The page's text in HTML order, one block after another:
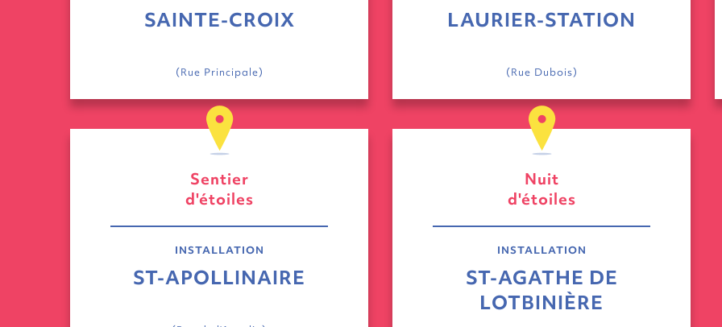
SAINTE-CROIX
(Rue Principale)
LAURIER-STATION
(Rue Dubois)
Sentier
d'étoiles
INSTALLATION
ST-APOLLINAIRE
Nuit
d'étoiles
INSTALLATION
ST-AGATHE DE
LOTBINIÈRE